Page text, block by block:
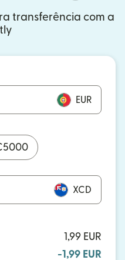
transferência com a
EUR
5000
XCD
1,99 EUR
-1,99 EUR